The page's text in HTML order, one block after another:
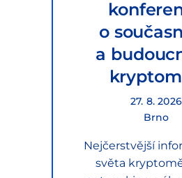
o
a
27. 8. 2026
Brno
Nejčerstvější
světa